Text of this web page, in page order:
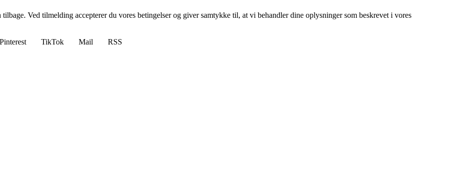
Ved tilmelding accepterer du vores betingelser og giver samtykke til, at vi behandler dine oplysninger som beskrevet i vores
Pinterest TikTok Mail
RSS